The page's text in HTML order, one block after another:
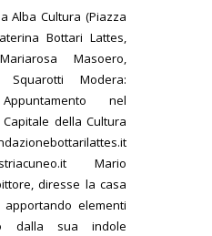
Alba Cultura (Piazza
Bottari Lattes,
Masoero,
Squarotti Modera:
nel
della Cultura
Mario
diresse la casa
elementi
dalla sua indole